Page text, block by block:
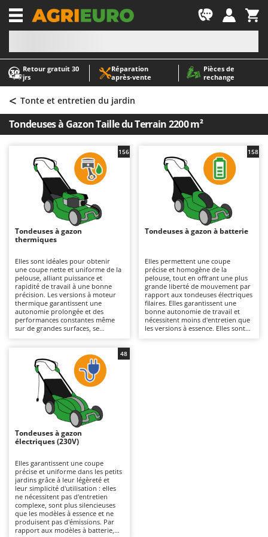
Retour gratuit 30
jrs
Réparation
après‑vente
Pièces de
rechange
-1
A
Abris de jardin
Accessoires pour tracteurs tondeuses autoportés
Aérateurs Scarificateurs pour gazon
Arracheuses de pommes de terre pour tracteur
Aspirateurs - Balais Électriques
Aspirateurs à cendres
Aspirateurs à feuilles sur roues
Aspirateurs de piscine
Aspirateurs Multifonctions
Atomiseurs agricoles pour tracteurs
Atomiseurs pour traitements
Autolaveuses
Autres produits
B
Balayeuses
Bancs de scie pour le bois - Scies à bûches
Barbecues
Bennes pour tracteur
Brosses pour sols extérieurs
Brouettes à moteur
Broyeurs à axe horizontal pour tracteur
Butteurs pour tracteur
C
Chargeurs de batterie - Démarreurs
Charrues pour tracteur
A
AgriEuro Premium
AgriEuro TOP-LINE
AGT
Airmec
AL-KO
ALA 2000
Alpina
Ama
Ambrogio Robot
Annovi Reverberi
ANTHBOT
Archman
Ardes
Argo
Ariete
Attila
Ausonia
Awelco
B
Baesso
Bahco
< Tonte et entretien du jardin
Tondeuses à Gazon Taille du Terrain 2200 m²
Tondeuses à gazon
thermiques
Elles sont idéales pour obtenir
une coupe nette et uniforme de la
pelouse, alliant puissance et
rapidité de travail à une bonne
précision. Les versions à moteur
thermique garantissent une
autonomie prolongée et des
performances constantes même
sur de grandes surfaces, se
puissance supérieure et leur
capacité à affronter une herbe
plus dense. Pour les maintenir
efficaces, il est nécessaire de
contrôler régulièrement le filtre à
air, l’huile et les bougies.
156
Tondeuses à gazon à batterie
Elles permettent une coupe
précise et homogène de la
pelouse, tout en offrant une plus
grande liberté de mouvement par
rapport aux tondeuses électriques
filaires. Elles garantissent une
bonne autonomie de travail et
nécessitent moins d'entretien que
les versions à essence. Elles sont
158
Tondeuses à gazon
électriques (230V)
Elles garantissent une coupe
précise et uniforme dans les petits
jardins grâce à leur légèreté et
leur simplicité d'utilisation : elles
ne nécessitent pas d'entretien
complexe, sont plus silencieuses
que les modèles à essence et ne
produisent pas d'émissions. Par
rapport aux modèles à batterie,
48